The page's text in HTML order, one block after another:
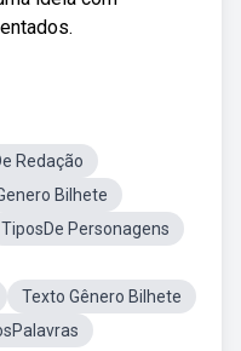
Redação
Bilhete
TiposDe Personagens
Texto Gênero Bilhete